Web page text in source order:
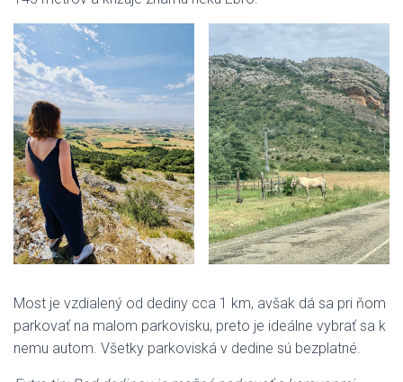
Most je vzdialený od dediny cca 1 km, avšak dá sa pri ňom
parkovať na malom parkovisku, preto je ideálne vybrať sa k
nemu autom. Všetky parkoviská v dedine sú bezplatné.